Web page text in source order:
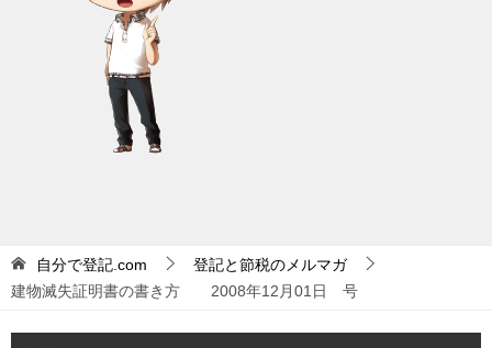
自分で登記.com
登記と節税のメルマガ
建物滅失証明書の書き方 2008年12月01日 号